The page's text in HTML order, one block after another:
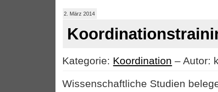
2. März 2014
Kategorie: Koordination – Autor:
Wissenschaftliche Studien